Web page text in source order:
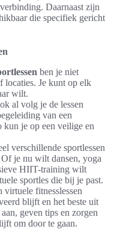
Daarnaast zijn
die specifiek gericht
ben je niet
locaties. Je kunt op elk
wilt.
al volg je de lessen
van een
kun je op een veilige en
verschillende sportlessen
je nu wilt dansen, yoga
HIIT-training wilt
sportles die bij je past.
fitnesslessen
blijft en het beste uit
geven tips en zorgen
om door te gaan.